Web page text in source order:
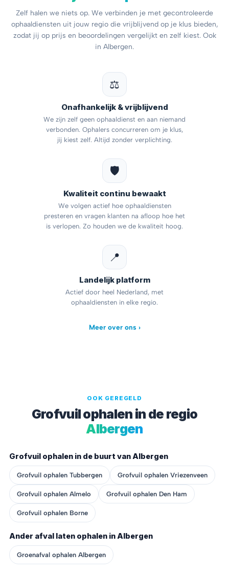
Zelf halen we niets op. We verbinden je met gecontroleerde
ophaaldiensten uit jouw regio die vrijblijvend op je klus bieden,
zodat jij op prijs en beoordelingen vergelijkt en zelf kiest. Ook
in Albergen.
⚖️
Onafhankelijk & vrijblijvend
We zijn zelf geen ophaaldienst en aan niemand
verbonden. Ophalers concurreren om je klus,
jij kiest zelf. Altijd zonder verplichting.
🛡️
Kwaliteit continu bewaakt
We volgen actief hoe ophaaldiensten
presteren en vragen klanten na afloop hoe het
is verlopen. Zo houden we de kwaliteit hoog.
📍
Landelijk platform
Actief door heel Nederland, met
ophaaldiensten in elke regio.
Meer over ons ›
OOK GEREGELD
Grofvuil ophalen in de regio
Albergen
Grofvuil ophalen in de buurt van Albergen
Grofvuil ophalen Tubbergen Grofvuil ophalen Vriezenveen
Grofvuil ophalen Almelo Grofvuil ophalen Den Ham
Grofvuil ophalen Borne
Ander afval laten ophalen in Albergen
Groenafval ophalen Albergen